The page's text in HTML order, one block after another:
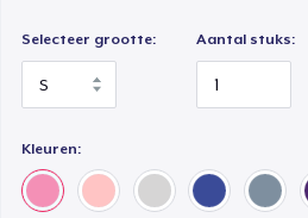
Selecteer grootte: Aantal stuks:
Kleuren:
US$ 24,99
Classic Long Sleeve Tee
US$ 26,99